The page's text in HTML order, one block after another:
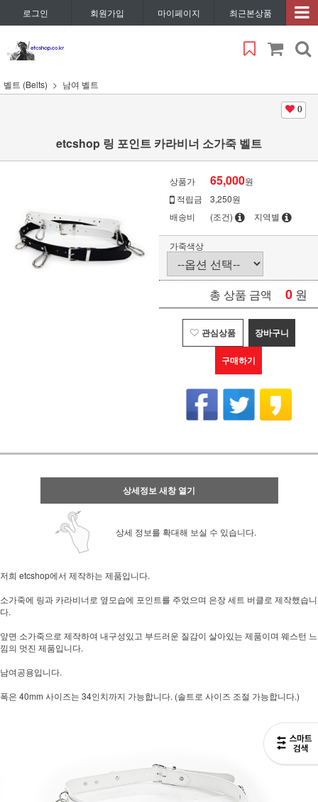
로그인 회원가입 마이페이지 최근본상품
벨트 (Belts) 남여 벨트
0
etcshop 링 포인트 카라비너 소가죽 벨트
상품가 65,000원
적립금
3,250원
배송비
(조건) 지역별
가죽색상
총 상품 금액 0 원
관심상품 장바구니
구매하기
상세정보 새창 열기
상세 정보를 확대해 보실 수 있습니다.
저희 etcshop에서 제작하는 제품입니다.
소가죽에 링과 카라비너로 옆모습에 포인트를 주었으며 은장 세트 버클로 제작했습니
다.
앞면 소가죽으로 제작하여 내구성있고 부드러운 질감이 살아있는 제품이며 웨스턴 느
낌의 멋진 제품입니다.
남여공용입니다.
폭은 40mm 사이즈는 34인치까지 가능합니다. (솔트로 사이즈 조절 가능합니다.)